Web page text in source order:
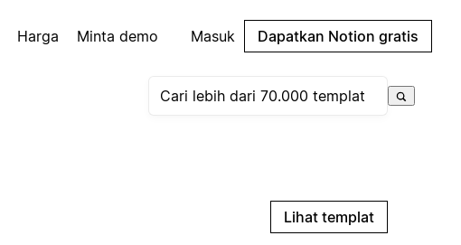
Harga Minta demo Masuk Dapatkan Notion gratis
Lihat templat